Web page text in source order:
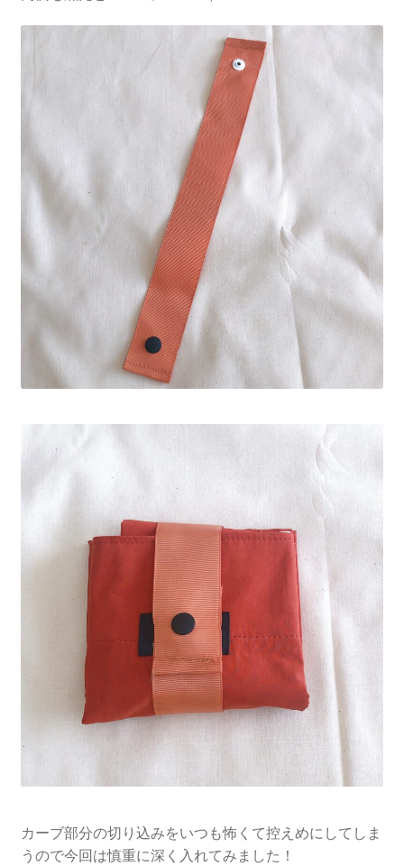
カーブ部分の切り込みをいつも怖くて控えめにしてしま
うので今回は慎重に深く入れてみました！